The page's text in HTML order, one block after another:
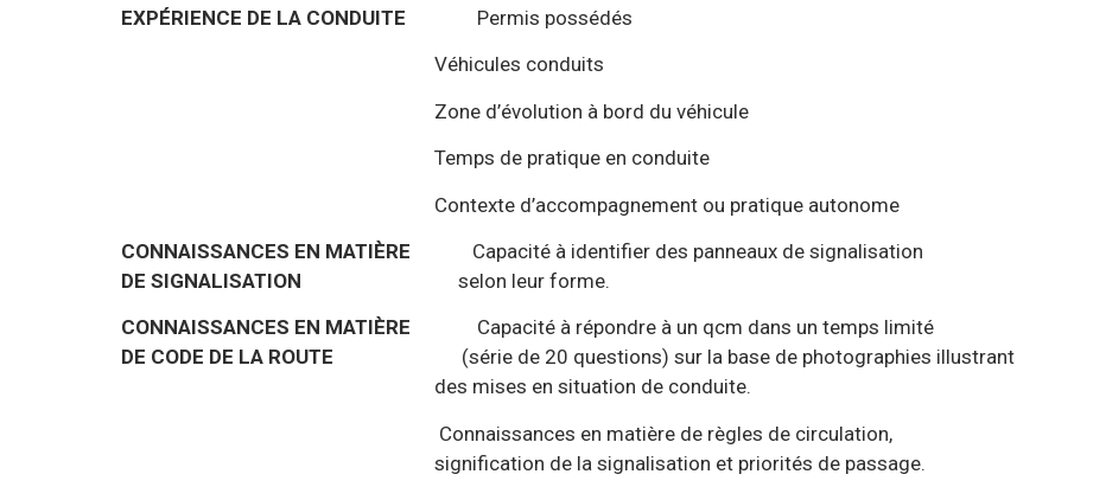
EXPÉRIENCE DE LA CONDUITE Permis possédés
Véhicules conduits
Zone d’évolution à bord du véhicule
Temps de pratique en conduite
Contexte d’accompagnement ou pratique autonome
CONNAISSANCES EN MATIÈRE Capacité à identifier des panneaux de signalisation
DE SIGNALISATION selon leur forme.
CONNAISSANCES EN MATIÈRE Capacité à répondre à un qcm dans un temps limité
DE CODE DE LA ROUTE (série de 20 questions) sur la base de photographies illustrant
des mises en situation de conduite.
Connaissances en matière de règles de circulation,
signification de la signalisation et priorités de passage.